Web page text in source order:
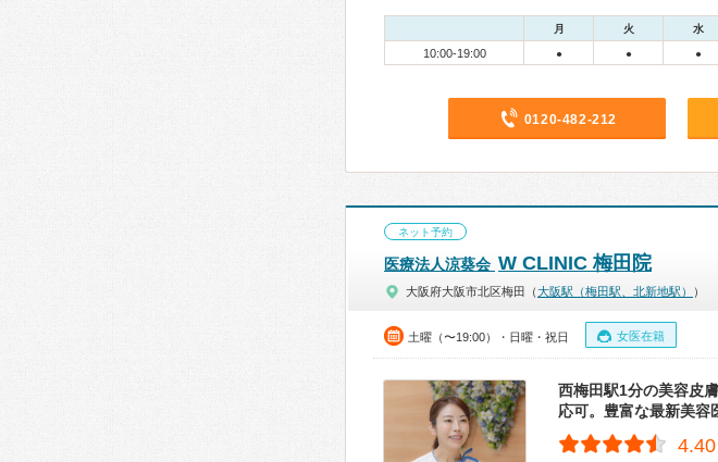
月 火 水
10:00-19:00 ● ● ●
0120-482-212
ネット予約
医療法人涼葵会 W CLINIC 梅田院
大阪府大阪市北区梅田（大阪駅（梅田駅、北新地駅） ）
土曜（〜19:00）・日曜・祝日 女医在籍
西梅田駅1分の美容皮
応可。豊富な最新美容
4.40